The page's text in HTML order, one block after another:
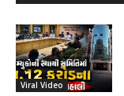
Viral Video